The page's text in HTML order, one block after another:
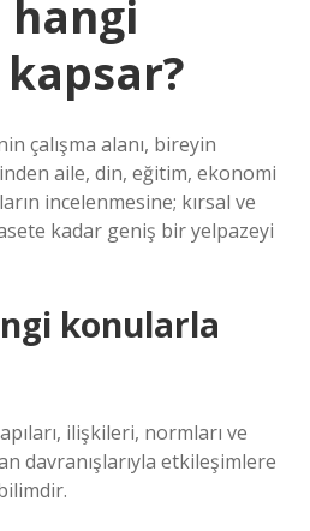
hangi
çalışma alanı, bireyin
aile, din, eğitim, ekonomi
incelenmesine; kırsal ve
kadar geniş bir yelpazeyi
konularla
ilişkileri, normları ve
davranışlarıyla etkileşimlere